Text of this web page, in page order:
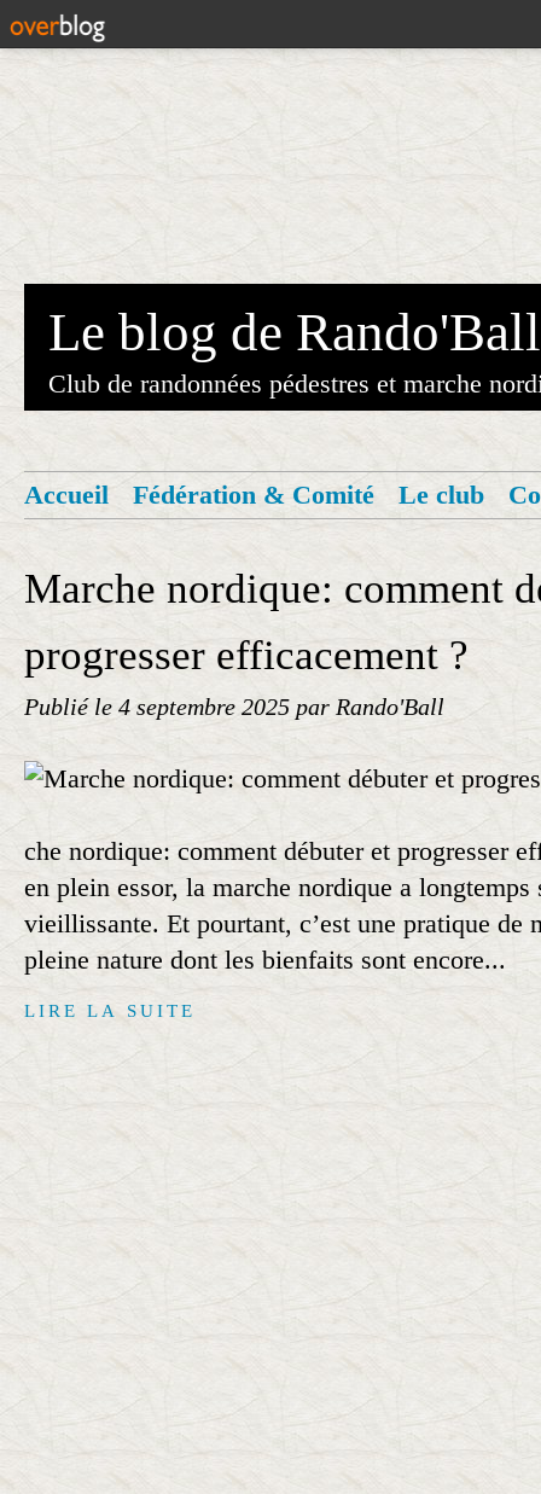
Le blog de Rando'Ball
Club de randonnées pédestres et marche
Accueil Fédération & Comité Le club
Marche nordique: comment
progresser efficacement ?
Publié le 4 septembre 2025 par Rando'Ball
che nordique: comment débuter et progresser
en plein essor, la marche nordique a longtemps
vieillissante. Et pourtant, c’est une pratique de
pleine nature dont les bienfaits sont encore...
LIRE LA SUITE